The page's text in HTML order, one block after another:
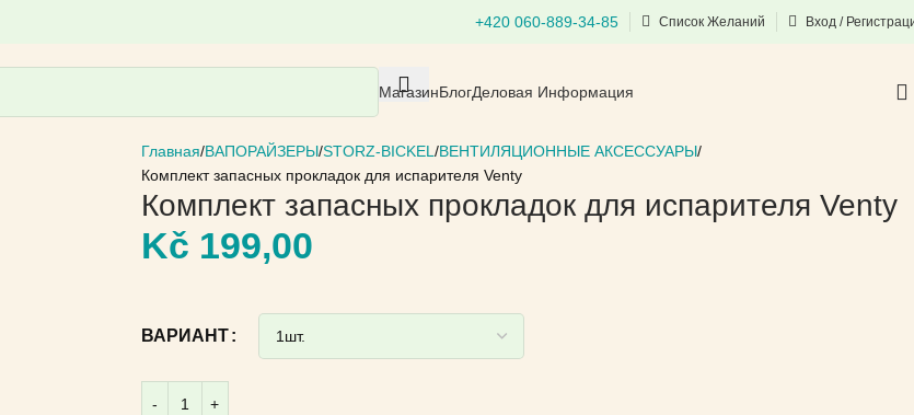
+420 060-889-34-85 Список Желаний Вход /
МагазинБлогДеловая Информация
Главная ВАПОРАЙЗЕРЫ STORZ-BICKEL ВЕНТИЛЯЦИОННЫЕ АКСЕССУАРЫ
Комплект запасных прокладок для испарителя Venty
Комплект запасных прокладок для испарителя Venty
Kč 199,00
ВАРИАНТ